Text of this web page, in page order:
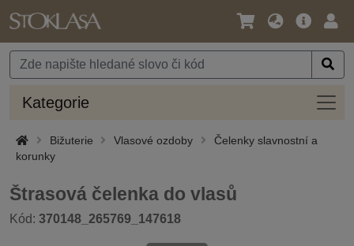
Jazyk
Měna
Hlavní
Kategorie
Bižuterie Vlasové ozdoby
Čelenky slavnostní a
korunky
Štrasová čelenka do vlasů
Kód: 370148_265769_147618